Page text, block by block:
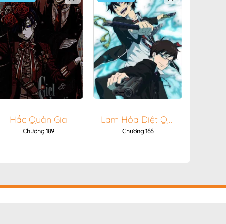
10/04/2026
10/04/2026
10/04/2026
10/04/2026
10/04/2026
10/04/2026
10/04/2026
10/04/2026
10/04/2026
Hắc Quản Gia
Chương 189
Lam Hỏa Diệt Quỷ
Chương 166